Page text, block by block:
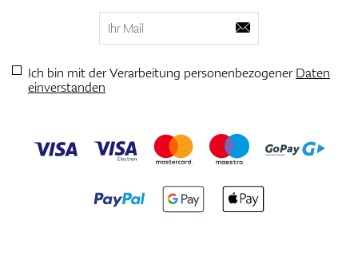
Ich bin mit der Verarbeitung personenbezogenerDaten
einverstanden